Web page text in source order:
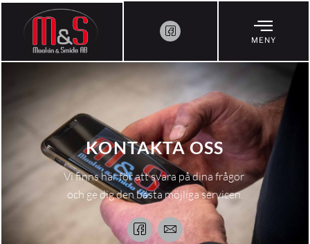
MENY
KONTAKTA OSS
Vi finns här för att svara på dina frågor
och ge dig den bästa möjliga servicen.